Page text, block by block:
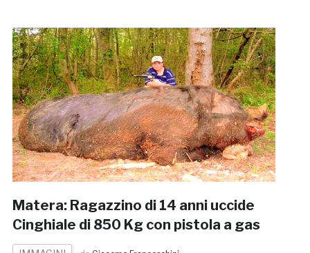
Matera: Ragazzino di 14 anni uccide
Cinghiale di 850 Kg con pistola a gas